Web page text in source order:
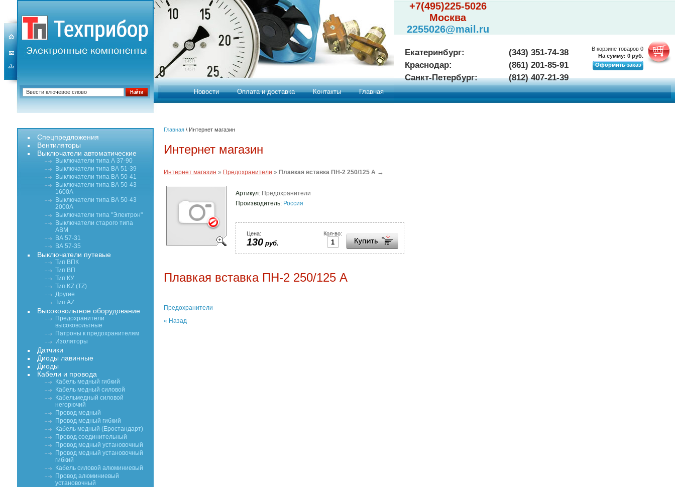
+7(495)225-5026
Москва
2255026@mail.ru
Екатеринбург:
(343) 351-74-38
Краснодар:
(861) 201-85-91
Санкт-Петербург:
(812) 407-21-39
В корзине товаров 0
На сумму: 0 руб.
Оформить заказ
Новости Оплата и доставка Контакты Главная
Главная \ Интернет магазин
Интернет магазин
Интернет магазин » Предохранители » Плавкая вставка ПН-2 250/125 А →
Артикул: Предохранители
Производитель: Россия
Кол-во:
Цена:
130 руб.
Плавкая вставка ПН-2 250/125 А
Предохранители
« Назад
Спецпредложения
Вентиляторы
Выключатели автоматические
Выключатели типа А 37-90
Выключатели типа ВА 51-39
Выключатели типа ВА 50-41
Выключатели типа ВА 50-43
1600А
Выключатели типа ВА 50-43
2000А
Выключатели типа "Электрон"
Выключатели старого типа
АВМ
ВА 57-31
ВА 57-35
Выключатели путевые
Тип ВПК
Тип ВП
Тип КУ
Тип KZ (TZ)
Другие
Тип AZ
Высоковольтное оборудование
Предохранители
высоковольтные
Патроны к предохранителям
Изоляторы
Датчики
Диоды лавинные
Диоды
Кабели и провода
Кабель медный гибкий
Кабель медный силовой
Кабельмедный силовой
негорючий
Провод медный
Провод медный гибкий
Кабель медный (Еростандарт)
Провод соединительный
Провод медный установочный
Провод медный установочный
гибкий
Кабель силовой алюминиевый
Провод алюминиевый
установочный